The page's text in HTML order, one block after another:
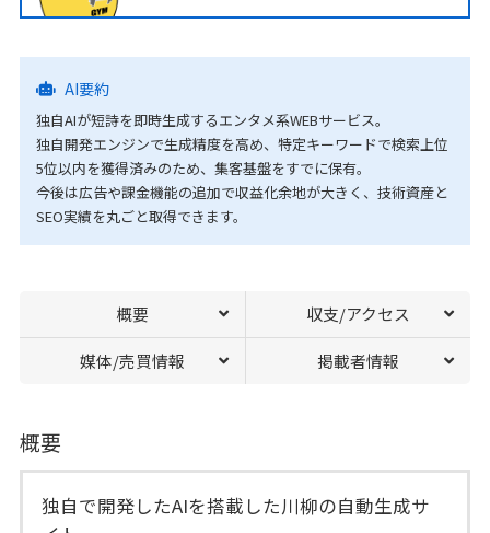
AI要約
独自AIが短詩を即時生成するエンタメ系WEBサービス。
独自開発エンジンで生成精度を高め、特定キーワードで検索上位
5位以内を獲得済みのため、集客基盤をすでに保有。
今後は広告や課金機能の追加で収益化余地が大きく、技術資産と
SEO実績を丸ごと取得できます。
概要 収支/アクセス
媒体/売買情報 掲載者情報
概要
独自で開発したAIを搭載した川柳の自動生成サ